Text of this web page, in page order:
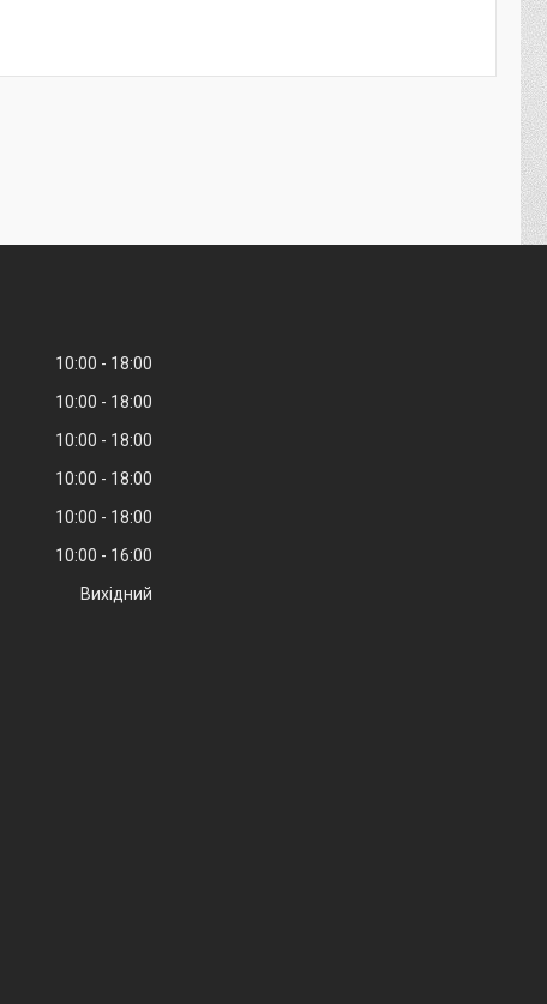
10:00
18:00
10:00
18:00
10:00
18:00
10:00
18:00
10:00
18:00
10:00
16:00
Вихідний